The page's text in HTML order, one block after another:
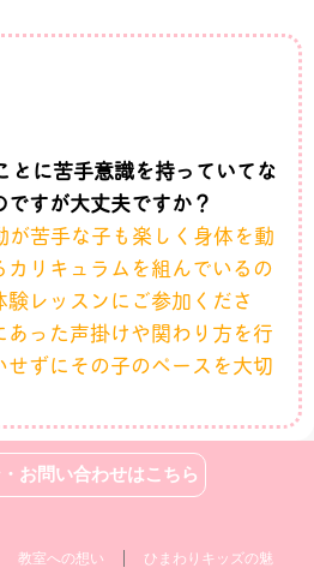
とに苦手意識を持っていてな
すが大丈夫ですか？
が苦手な子も楽しく身体を動
リキュラムを組んでいるの
レッスンにご参加くださ
った声掛けや関わり方を行
ずにその子のペースを大切
お問い合わせはこちら
教室への想い ひまわりキッズの魅